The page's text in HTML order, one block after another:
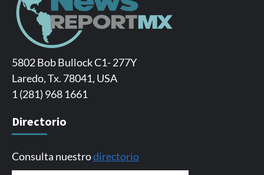
5802 Bob Bullock C1- 277Y
Laredo, Tx. 78041, USA
1 (281) 968 1661
Directorio
Consulta nuestrodirectorio